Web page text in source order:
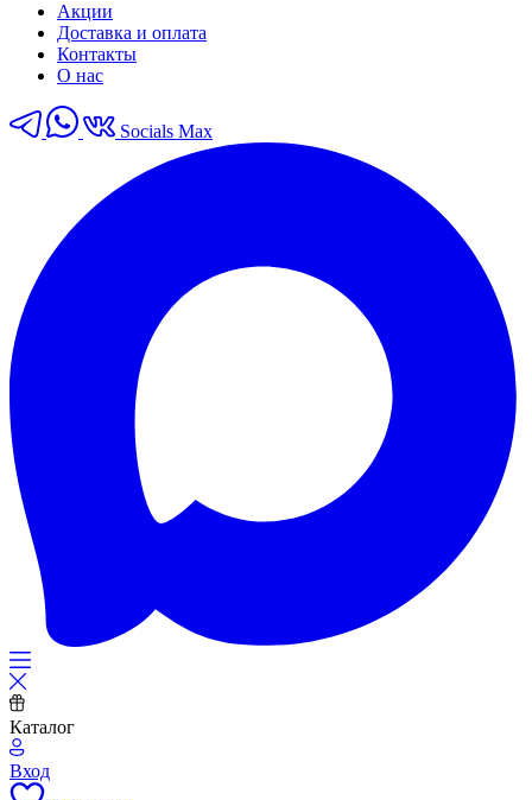
Акции
Доставка и оплата
Контакты
О нас
Socials Max
Каталог
Вход